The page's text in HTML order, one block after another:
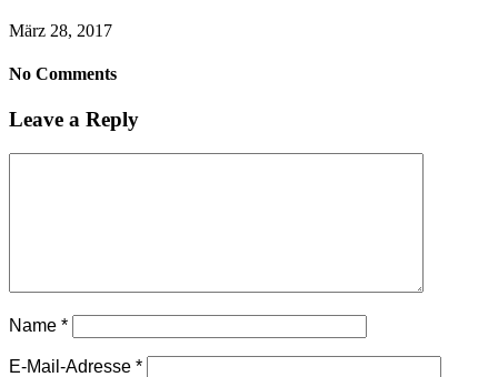
März 28, 2017
No Comments
Leave a Reply
Name *
E-Mail-Adresse *